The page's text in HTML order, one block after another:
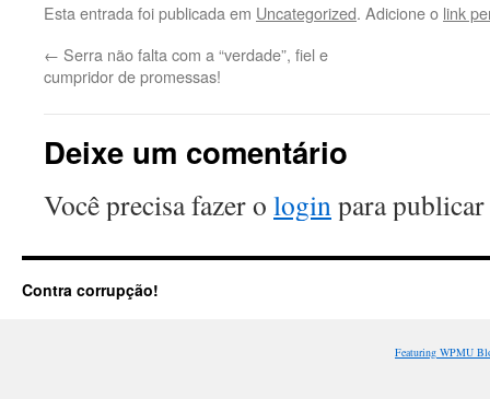
Esta entrada foi publicada em Uncategorized. Adicione o link
← Serra não falta com a “verdade”, fiel e
cumpridor de promessas!
Deixe um comentário
Você precisa fazer o loginpara
Contra corrupção!
Featuring WPMU